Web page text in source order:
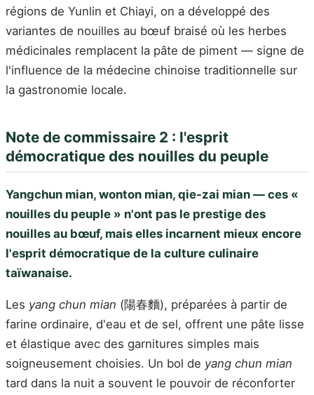
régions de Yunlin et Chiayi, on a développé des
variantes de nouilles au bœuf braisé où les herbes
médicinales remplacent la pâte de piment — signe de
l'influence de la médecine chinoise traditionnelle sur
la gastronomie locale.
Note de commissaire 2 : l'esprit
démocratique des nouilles du peuple
Yangchun mian, wonton mian, qie-zai mian — ces «
nouilles du peuple » n'ont pas le prestige des
nouilles au bœuf, mais elles incarnent mieux encore
l'esprit démocratique de la culture culinaire
taïwanaise.
Les yang chun mian (陽春麵), préparées à partir de
farine ordinaire, d'eau et de sel, offrent une pâte lisse
et élastique avec des garnitures simples mais
soigneusement choisies. Un bol de yang chun mian
tard dans la nuit a souvent le pouvoir de réconforter